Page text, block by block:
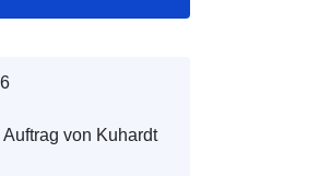
Auftrag von Kuhardt